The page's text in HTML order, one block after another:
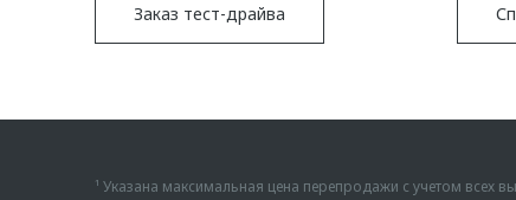
Заказ тест-драйва
¹ Указана максимальная цена перепродажи с учетом